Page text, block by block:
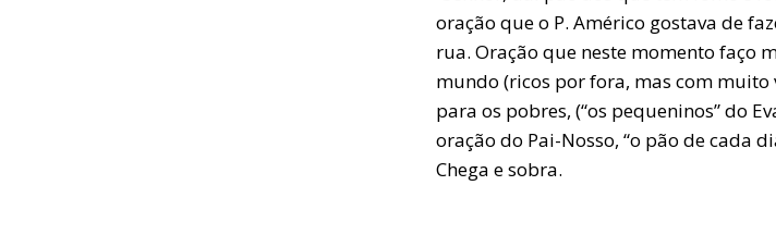
oração que o P. Américo gostava de
rua. Oração que neste momento faço
mundo (ricos por fora, mas com
para os pobres, (“os pequeninos” do
oração do Pai-Nosso, “o pão de cada
Chega e sobra.